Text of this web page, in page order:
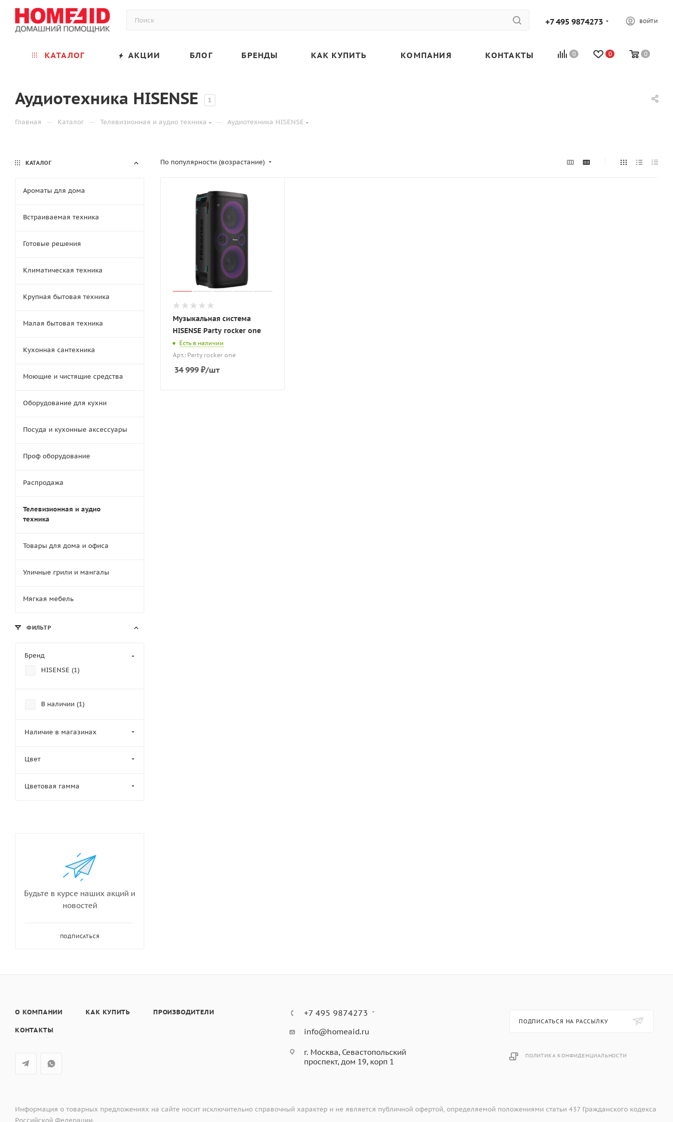
+7 495 9874273 ВОЙТИ
0 0 0
КАТАЛОГ АКЦИИ БЛОГ БРЕНДЫ КАК КУПИТЬ КОМПАНИЯ КОНТАКТЫ
Аудиотехника HISENSE 1
Главная — Каталог — Телевизионная и аудио техника — Аудиотехника HISENSE
По популярности (возрастание)
Музыкальная система
HISENSE Party rocker one
Есть в наличии
Арт.: Party rocker one
34 999 ₽/шт
КАТАЛОГ
Ароматы для дома
Встраиваемая техника
Готовые решения
Климатическая техника
Крупная бытовая техника
Малая бытовая техника
Кухонная сантехника
Моющие и чистящие средства
Оборудование для кухни
Посуда и кухонные аксессуары
Проф оборудование
Распродажа
Телевизионная и аудио
техника
Товары для дома и офиса
Уличные грили и мангалы
Мягкая мебель
ФИЛЬТР
Бренд
HISENSE (1)
В наличии (1)
Наличие в магазинах
Цвет
Цветовая гамма
Будьте в курсе наших акций и
новостей
ПОДПИСАТЬСЯ
О КОМПАНИИ КАК КУПИТЬ ПРОИЗВОДИТЕЛИ
КОНТАКТЫ
+7 495 9874273
info@homeaid.ru
г. Москва, Севастопольский
проспект, дом 19, корп 1
ПОДПИСАТЬСЯ НА РАССЫЛКУ
ПОЛИТИКА КОНФИДЕНЦИАЛЬНОСТИ
Информация о товарных предложениях на сайте носит исключительно справочный характер и не является публичной офертой, определяемой положениями статьи 437 Гражданского кодекса
Российской Федерации.